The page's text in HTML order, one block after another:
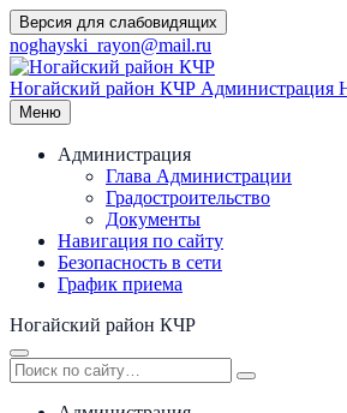
Перейти
к
содержимому
Версия для слабовидящих
noghayski_rayon@mail.ru
Ногайский район КЧР Администрация
Меню
Администрация
Глава Администрации
Градостроительство
Документы
Навигация по сайту
Безопасность в сети
График приема
Ногайский район КЧР